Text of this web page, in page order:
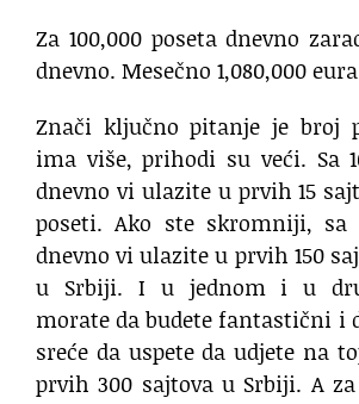
Za 100,000 poseta dnevno
dnevno. Mesečno 1,080,000
Znači ključno pitanje je broj
ima više, prihodi su veći. Sa
dnevno vi ulazite u prvih 15
poseti. Ako ste skromniji, sa
dnevno vi ulazite u prvih 150
u Srbiji. I u jednom i u
morate da budete fantastični i
sreće da uspete da udjete na
prvih 300 sajtova u Srbiji. A